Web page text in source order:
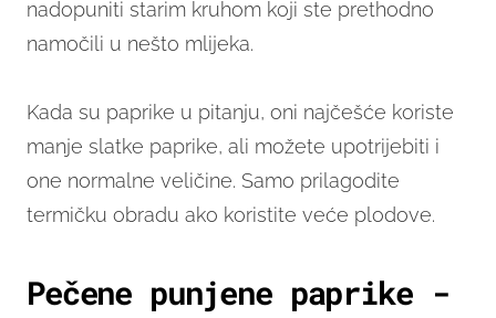
nadopuniti starim kruhom koji ste prethodno
namočili u nešto mlijeka.
Kada su paprike u pitanju, oni najčešće koriste
manje slatke paprike, ali možete upotrijebiti i
one normalne veličine. Samo prilagodite
termičku obradu ako koristite veće plodove.
Pečene punjene paprike -